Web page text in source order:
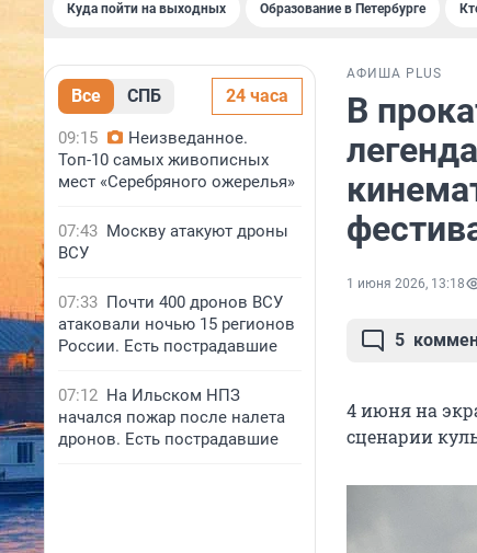
Куда пойти на выходных Образование в Петербурге
Все СПБ 24 часа
09:15
Неизведанное.
Топ-10 самых живописных
мест «Серебряного ожерелья»
07:43 Москву атакуют дроны
ВСУ
07:33 Почти 400 дронов ВСУ
атаковали ночью 15 регионов
России. Есть пострадавшие
07:12 На Ильском НПЗ
начался пожар после налета
дронов. Есть пострадавшие
АФИША PLUS
В
1 июня 2026, 13:18
5
4 июня на
сценарии